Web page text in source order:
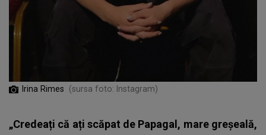
Irina Rimes (sursa foto: Instagram)
„Credeați că ați scăpat de Papagal, mare greșeală,